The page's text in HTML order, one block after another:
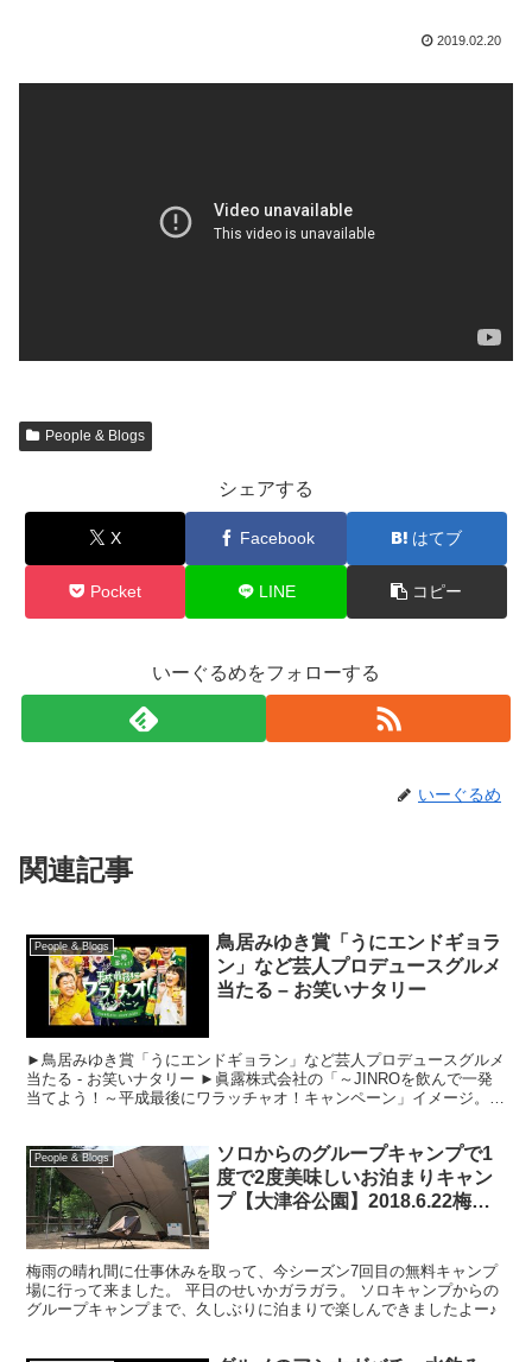
2019.02.20
People & Blogs
シェアする
X Facebook はてブ
Pocket LINE コピー
いーぐるめをフォローする
いーぐるめ
関連記事
People & Blogs
鳥居みゆき賞「うにエンドギョラ
ン」など芸人プロデュースグルメ
当たる – お笑いナタリー
►鳥居みゆき賞「うにエンドギョラン」など芸人プロデュースグルメ
当たる - お笑いナタリー ►眞露株式会社の「～JINROを飲んで一発
当てよう！～平成最後にワラッチャオ！キャンペーン」イメージ。
People & Blogs
ソロからのグループキャンプで1
度で2度美味しいお泊まりキャン
プ【大津谷公園】2018.6.22梅雨
梅雨の晴れ間に仕事休みを取って、今シーズン7回目の無料キャンプ
場に行って来ました。 平日のせいかガラガラ。 ソロキャンプからの
グループキャンプまで、久しぶりに泊まりで楽しんできましたよー♪